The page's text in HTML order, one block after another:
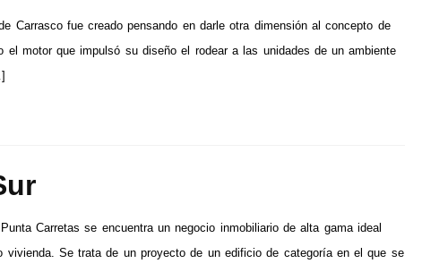
Carrasco fue creado pensando en darle otra dimensión al concepto de
el motor que impulsó su diseño el rodear a las unidades de un ambiente
Carretas se encuentra un negocio inmobiliario de alta gama ideal
vivienda. Se trata de un proyecto de un edificio de categoría en el que se